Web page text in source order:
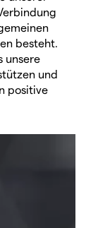
besteht.
unsere
und
positive